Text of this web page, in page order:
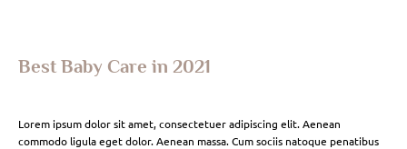
Best Baby Care in 2021
Lorem ipsum dolor sit amet, consectetuer adipiscing elit. Aenean
commodo ligula eget dolor. Aenean massa. Cum sociis natoque penatibus